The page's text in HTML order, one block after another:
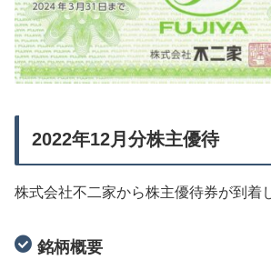
2022年12月分株主優待
株式会社不二家から株主優待券が到着
銘柄概要